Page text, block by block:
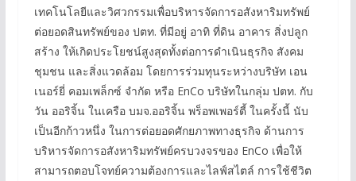
เทคโนโลยีและวิศวกรรมเพื่อบริหารจัดการอสังหาริมทรัพย์
ต่อยอดสินทรัพย์ของ ปตท. ที่มีอยู่ อาทิ ที่ดิน อาคาร สิ่งปลูก
สร้าง ให้เกิดประโยชน์สูงสุดทั้งต่อการดำเนินธุรกิจ สังคม
ชุมชน และสิ่งแวดล้อม โดยการร่วมทุนระหว่างบริษัท เอน
เนอร์ยี่ คอมเพล็กซ์ จำกัด หรือ EnCo บริษัทในกลุ่ม ปตท. กับ
วัน ออริจิ้น ในเครือ บมจ.ออริจิ้น พร็อพเพอร์ตี้ ในครั้งนี้ นับ
เป็นอีกก้าวหนึ่ง ในการต่อยอดศักยภาพทางธุรกิจ ด้านการ
บริหารจัดการอสังหาริมทรัพย์ครบวงจรของ EnCo เพื่อให้
สามารถตอบโจทย์ความต้องการและไลฟ์สไตล์ การใช้ชีวิต